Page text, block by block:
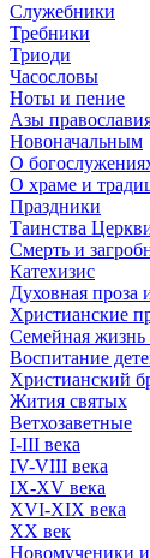
Служебники
Требники
Триоди
Часословы
Ноты и пение
Азы
Новоначальным
О
О храме и
Праздники
Таинства
Смерть и
Катехизис
Духовная проза
Христианские
Семейная жизнь
Воспитание
Христианский
Жития святых
Ветхозаветные
I-III века
IV-VIII века
IX-XV века
XVI-XIX века
XX век
Новомученики